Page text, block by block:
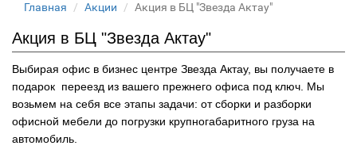
Главная Акции Акция в БЦ "Звезда Актау"
Акция в БЦ "Звезда Актау"
Выбирая офис в бизнес центре Звезда Актау, вы получаете в
подарок переезд из вашего прежнего офиса под ключ. Мы
возьмем на себя все этапы задачи: от сборки и разборки
офисной мебели до погрузки крупногабаритного груза на
автомобиль.